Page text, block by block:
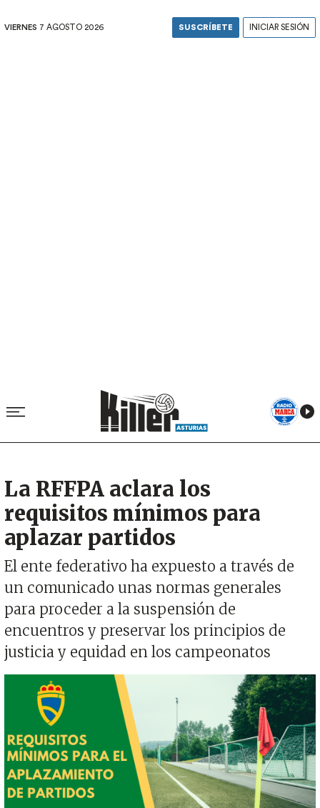
VIERNES 7 AGOSTO 2026 SUSCRÍBETE INICIAR SESIÓN
La RFFPA aclara los
requisitos mínimos para
aplazar partidos
El ente federativo ha expuesto a través de
un comunicado unas normas generales
para proceder a la suspensión de
encuentros y preservar los principios de
justicia y equidad en los campeonatos
Imagen